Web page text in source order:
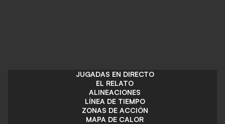
JUGADAS EN DIRECTO
EL RELATO
ALINEACIONES
LÍNEA DE TIEMPO
ZONAS DE ACCIÓN
MAPA DE CALOR